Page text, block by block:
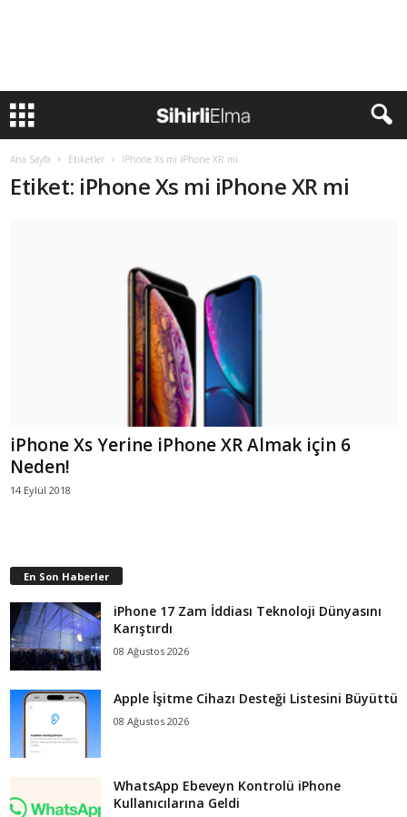
Ana Sayfa Etiketler IPhone Xs mi iPhone XR mi
Etiket: iPhone Xs mi iPhone XR mi
iPhone Xs Yerine iPhone XR Almak için 6
Neden!
14 Eylül 2018
En Son Haberler
iPhone 17 Zam İddiası Teknoloji Dünyasını
Karıştırdı
08 Ağustos 2026
Apple İşitme Cihazı Desteği Listesini Büyüttü
08 Ağustos 2026
WhatsApp Ebeveyn Kontrolü iPhone
Kullanıcılarına Geldi